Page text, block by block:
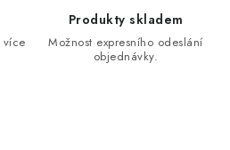
více
Produkty skladem
Možnost expresního odeslání
objednávky.